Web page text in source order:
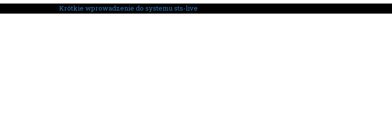
Krótkie wprowadzenie do systemu sts-live